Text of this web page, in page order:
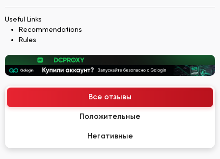
Useful Links
Recommendations
Rules
Все отзывы
Положительные
Негативные